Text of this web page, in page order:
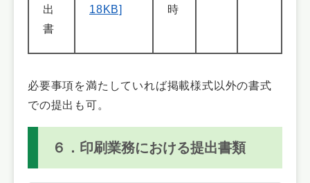
出
書
18KB]
時
必要事項を満たしていれば掲載様式以外の書式
での提出も可。
６．印刷業務における提出書類